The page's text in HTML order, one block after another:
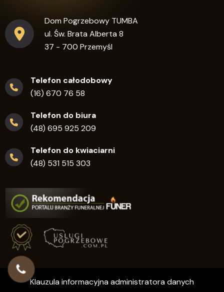
Dom Pogrzebowy TUMBA
ul. Św. Brata Alberta 8
37 - 700 Przemyśl
Telefon całodobowy
(16) 670 76 58
Telefon do biura
(48) 695 925 209
Telefon do kwiaciarni
(48) 531 515 303
Klauzula informacyjna administratora danych